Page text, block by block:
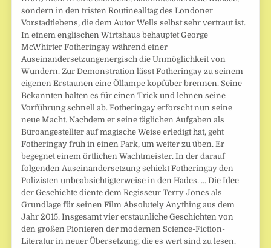
sondern in den tristen Routinealltag des Londoner
Vorstadtlebens, die dem Autor Wells selbst sehr vertraut ist.
In einem englischen Wirtshaus behauptet George
McWhirter Fotheringay während einer
Auseinandersetzungenergisch die Unmöglichkeit von
Wundern. Zur Demonstration lässt Fotheringay zu seinem
eigenen Erstaunen eine Öllampe kopfüber brennen. Seine
Bekannten halten es für einen Trick und lehnen seine
Vorführung schnell ab. Fotheringay erforscht nun seine
neue Macht. Nachdem er seine täglichen Aufgaben als
Büroangestellter auf magische Weise erledigt hat, geht
Fotheringay früh in einen Park, um weiter zu üben. Er
begegnet einem örtlichen Wachtmeister. In der darauf
folgenden Auseinandersetzung schickt Fotheringay den
Polizisten unbeabsichtigterweise in den Hades. ... Die Idee
der Geschichte diente dem Regisseur Terry Jones als
Grundlage für seinen Film Absolutely Anything aus dem
Jahr 2015. Insgesamt vier erstaunliche Geschichten von
den großen Pionieren der modernen Science-Fiction-
Literatur in neuer Übersetzung, die es wert sind zu lesen.